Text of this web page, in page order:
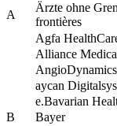
A
Ärzte ohne
frontières
Agfa
Alliance
aycan
e.Bavarian
B
Bayer